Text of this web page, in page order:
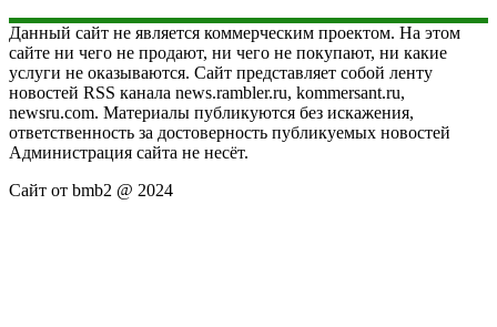
Данный сайт не является коммерческим проектом. На этом
сайте ни чего не продают, ни чего не покупают, ни какие
услуги не оказываются. Сайт представляет собой ленту
новостей RSS канала news.rambler.ru, kommersant.ru,
newsru.com. Материалы публикуются без искажения,
ответственность за достоверность публикуемых новостей
Администрация сайта не несёт.
Сайт от bmb2 @ 2024